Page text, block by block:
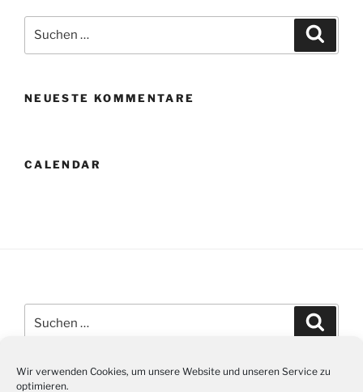
Wir verwenden Cookies, um unsere Website und unseren Service zu
optimieren.
nach:
NEUESTE KOMMENTARE
CALENDAR
nach:
Tel: